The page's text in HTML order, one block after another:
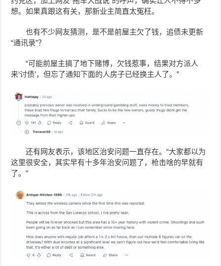
想。如果真跟这有关，那新业主简直太冤枉。
也有不少网友猜测，是不是前屋主欠了钱，追债未更新
“通讯录”？
“可能前屋主搞了地下赌博，欠钱惹事，结果对方派人
来‘讨债’，但忘了通知下面的人房子已经换主人了。”
还有网友表示，该地区治安问题一直存在。“大家都以为
这里很安全，其实早有十多年治安问题了，枪击啥的早就有
了。”